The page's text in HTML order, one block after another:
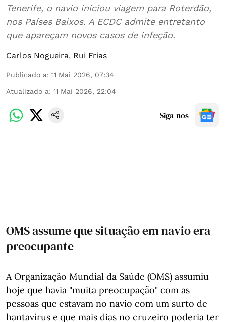
Tenerife, o navio iniciou viagem para Roterdão,
nos Países Baixos. A ECDC admite entretanto
que apareçam novos casos de infeção.
Carlos Nogueira, Rui Frias
Publicado a: 11 Mai 2026, 07:34
Atualizado a: 11 Mai 2026, 22:04
Siga-nos
OMS assume que situação em navio era
preocupante
A Organização Mundial da Saúde (OMS) assumiu
hoje que havia "muita preocupação" com as
pessoas que estavam no navio com um surto de
hantavírus e que mais dias no cruzeiro poderia ter